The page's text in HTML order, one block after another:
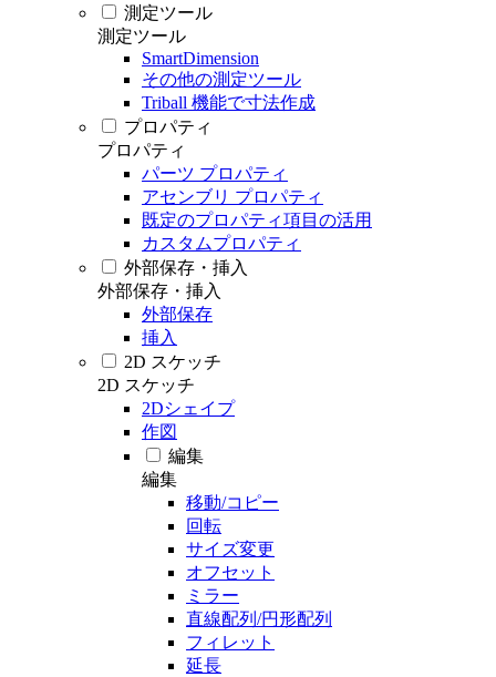
測定ツール
測定ツール
SmartDimension
その他の測定ツール
Triball 機能で寸法作成
プロパティ
プロパティ
パーツ プロパティ
アセンブリ プロパティ
既定のプロパティ項目の活用
カスタムプロパティ
外部保存・挿入
外部保存・挿入
外部保存
挿入
2D スケッチ
2D スケッチ
2Dシェイプ
作図
編集
編集
移動/コピー
回転
サイズ変更
オフセット
ミラー
直線配列/円形配列
フィレット
延長